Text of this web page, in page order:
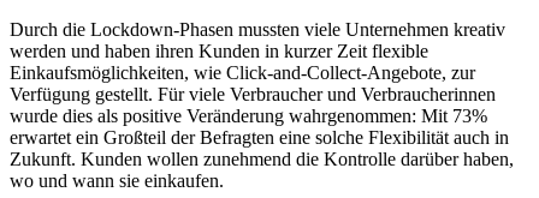
Durch die Lockdown-Phasen mussten viele Unternehmen kreativ
werden und haben ihren Kunden in kurzer Zeit flexible
Einkaufsmöglichkeiten, wie Click-and-Collect-Angebote, zur
Verfügung gestellt. Für viele Verbraucher und Verbraucherinnen
wurde dies als positive Veränderung wahrgenommen: Mit 73%
erwartet ein Großteil der Befragten eine solche Flexibilität auch in
Zukunft. Kunden wollen zunehmend die Kontrolle darüber haben,
wo und wann sie einkaufen.